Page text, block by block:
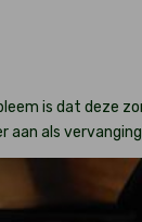
is dat deze
aan als